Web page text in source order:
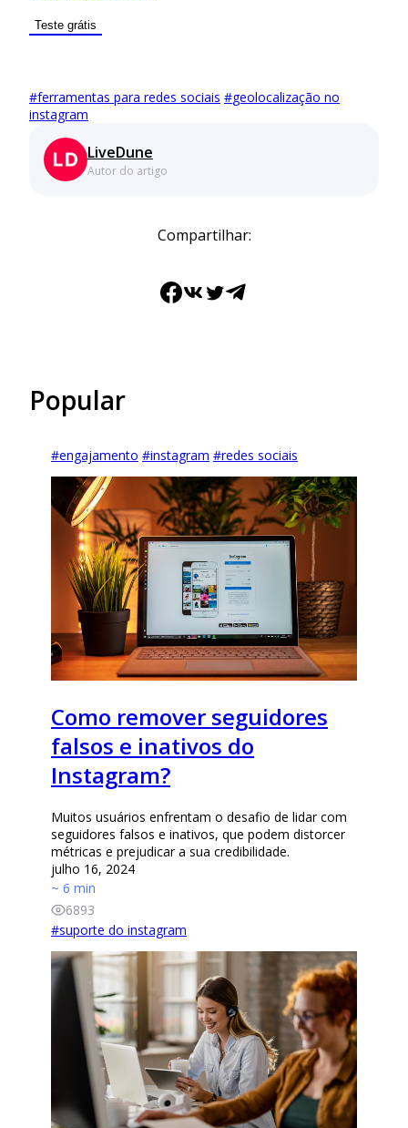
Teste grátis
#ferramentas para redes sociais #geolocalização no
instagram
Autor do artigo
LiveDune
Compartilhar:
Facebook
VKTwitter
Telegram
Popular
#engajamento #instagram #redes sociais
Como remover seguidores
falsos e inativos do
Instagram?
Muitos usuários enfrentam o desafio de lidar com
seguidores falsos e inativos, que podem distorcer
métricas e prejudicar a sua credibilidade.
julho 16, 2024
~ 6 min
6893
#suporte do instagram